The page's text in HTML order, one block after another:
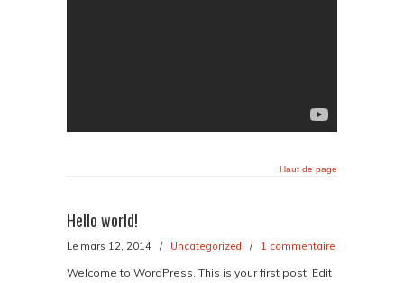
Haut de page
Hello world!
Le mars 12, 2014 / Uncategorized / 1 commentaire
Welcome to WordPress. This is your first post. Edit